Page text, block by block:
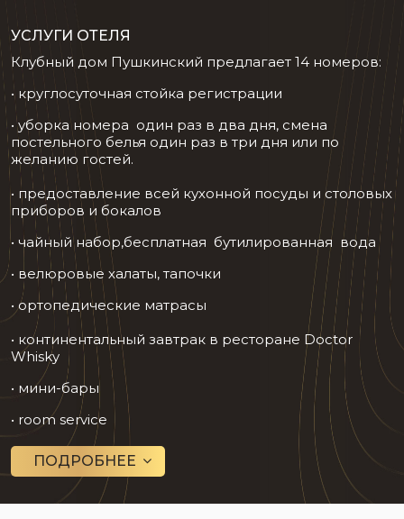
УСЛУГИ ОТЕЛЯ
Клубный дом Пушкинский предлагает 14 номеров:
• круглосуточная стойка регистрации
• уборка номера один раз в два дня, смена
постельного белья один раз в три дня или по
желанию гостей.
• предоставление всей кухонной посуды и столовых
приборов и бокалов
• чайный набор,бесплатная бутилированная вода
• велюровые халаты, тапочки
• ортопедические матрасы
• континентальный завтрак в ресторане Doctor
Whisky
• мини-бары
• room service
ПОДРОБНЕЕ